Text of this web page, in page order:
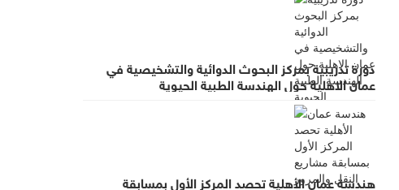
دورة تدريبية بمركز البحوث الدوائية والتشخيصية في
عمان الاهلية حول الهندسة الطبية الحيوية
هندسة عمان الأهلية تحصد المركز الأول بمسابقة